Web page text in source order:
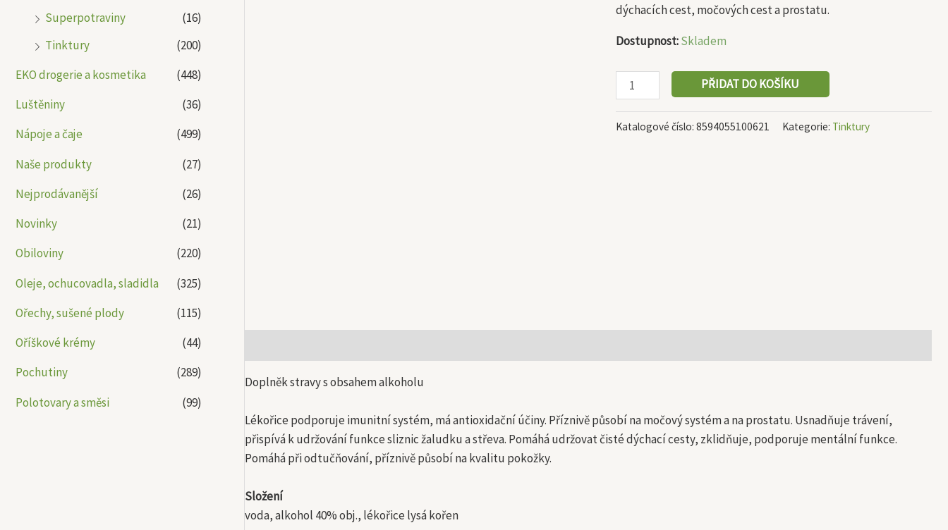
Superpotraviny
(16)
Tinktury
(200)
EKO drogerie a kosmetika
(448)
Luštěniny
(36)
Nápoje a čaje
(499)
Naše produkty
(27)
Nejprodávanější
(26)
Novinky
(21)
Obiloviny
(220)
Oleje, ochucovadla, sladidla
(325)
Ořechy, sušené plody
(115)
Oříškové krémy
(44)
Pochutiny
(289)
Polotovary a směsi
(99)
dýchacích cest, močových cest a prostatu.
Dostupnost:Skladem
PŘIDAT DO KOŠÍKU
Katalogové číslo: 8594055100621 Kategorie: Tinktury
Doplněk stravy s obsahem alkoholu
Lékořice podporuje imunitní systém, má antioxidační účiny. Příznivě působí na močový systém a na prostatu. Usnadňuje trávení,
přispívá k udržování funkce sliznic žaludku a střeva. Pomáhá udržovat čisté dýchací cesty, zklidňuje, podporuje mentální funkce.
Pomáhá při odtučňování, příznivě působí na kvalitu pokožky.
Složení
voda, alkohol 40% obj., lékořice lysá kořen